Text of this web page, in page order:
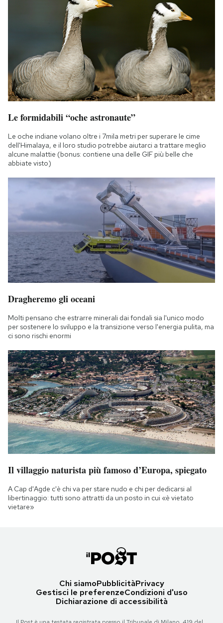
Le formidabili “oche astronaute”
Le oche indiane volano oltre i 7mila metri per superare le cime
dell'Himalaya, e il loro studio potrebbe aiutarci a trattare meglio
alcune malattie (bonus: contiene una delle GIF più belle che
abbiate visto)
Dragheremo gli oceani
Molti pensano che estrarre minerali dai fondali sia l'unico modo
per sostenere lo sviluppo e la transizione verso l'energia pulita, ma
ci sono rischi enormi
Il villaggio naturista più famoso d’Europa, spiegato
A Cap d'Agde c'è chi va per stare nudo e chi per dedicarsi al
libertinaggio: tutti sono attratti da un posto in cui «è vietato
vietare»
Chi siamoPubblicitàPrivacy
Gestisci le preferenzeCondizioni d'uso
Dichiarazione di accessibilità